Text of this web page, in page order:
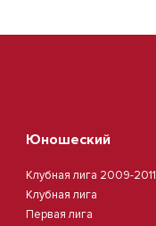
Юношеский
Клубная лига 2009-2011
Клубная лига
Первая лига